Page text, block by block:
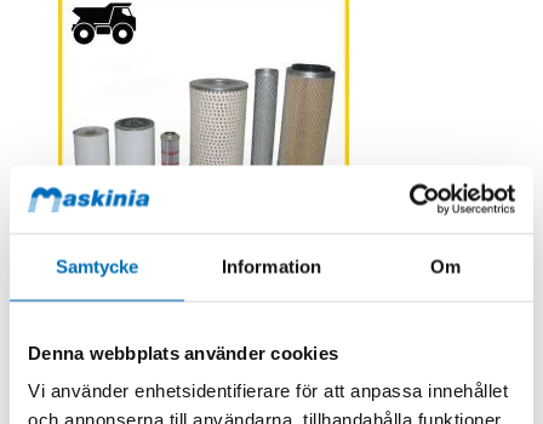
Samtycke Information Om
Denna webbplats använder cookies
Vi använder enhetsidentifierare för att anpassa innehållet
och annonserna till användarna, tillhandahålla funktioner
Bergmann
I lager
13 199,60 kr Exkl. moms